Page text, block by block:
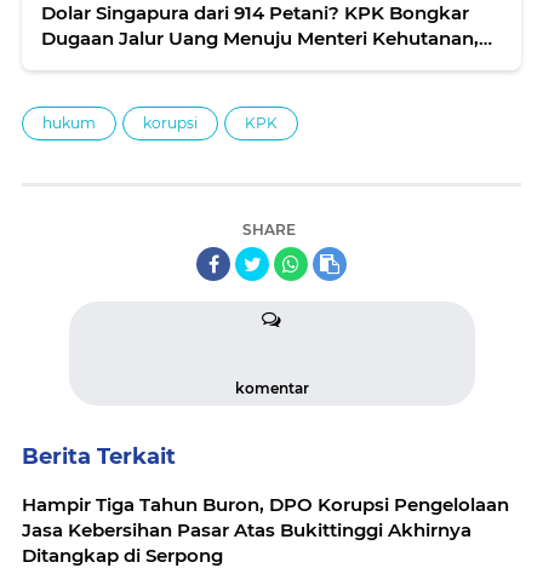
Dolar Singapura dari 914 Petani? KPK Bongkar
Dugaan Jalur Uang Menuju Menteri Kehutanan,
hukum korupsi KPK
SHARE
komentar
Berita Terkait
Hampir Tiga Tahun Buron, DPO Korupsi Pengelolaan
Jasa Kebersihan Pasar Atas Bukittinggi Akhirnya
Ditangkap di Serpong